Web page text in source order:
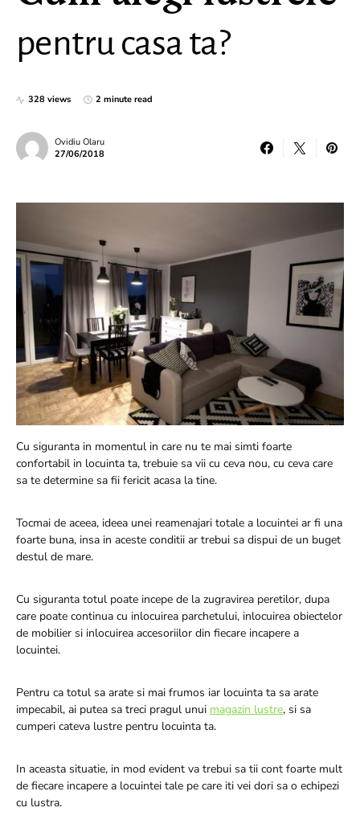
pentru casa ta?
328 views 2 minute read
Ovidiu Olaru
27/06/2018
Cu siguranta in momentul in care nu te mai simti foarte
confortabil in locuinta ta, trebuie sa vii cu ceva nou, cu ceva care
sa te determine sa fii fericit acasa la tine.
Tocmai de aceea, ideea unei reamenajari totale a locuintei ar fi una
foarte buna, insa in aceste conditii ar trebui sa dispui de un buget
destul de mare.
Cu siguranta totul poate incepe de la zugravirea peretilor, dupa
care poate continua cu inlocuirea parchetului, inlocuirea obiectelor
de mobilier si inlocuirea accesoriilor din fiecare incapere a
locuintei.
Pentru ca totul sa arate si mai frumos iar locuinta ta sa arate
impecabil, ai putea sa treci pragul unui magazin lustre, si sa
cumperi cateva lustre pentru locuinta ta.
In aceasta situatie, in mod evident va trebui sa tii cont foarte mult
de fiecare incapere a locuintei tale pe care iti vei dori sa o echipezi
cu lustra.